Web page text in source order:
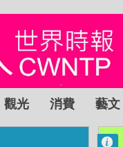
觀光 消費 藝文